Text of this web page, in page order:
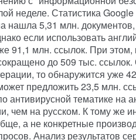
неделе. Статистика
нашла 5,31 млн.
если использовать
91,1 млн. ссылок. При этом,
до 509 тыс.
то обнаружится уже
предложить 23,5 млн.
антивирусной тематике на
чем на русском. К тому же
а не конкретные
Анализ результатов